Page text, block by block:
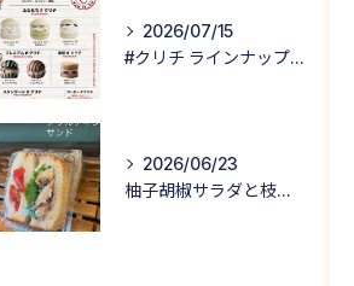
2026/07/15
#クリチ ラインナップ公開！
2026/06/23
柚子胡椒サラダと枝豆サラダが入った